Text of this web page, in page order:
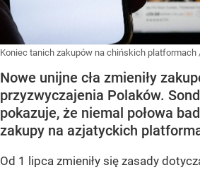
Koniec tanich zakupów na chińskich platformach
Nowe unijne cła zmieniły
przyzwyczajenia Polaków.
pokazuje, że niemal połowa
zakupy na azjatyckich
Od 1 lipca zmieniły się zasady